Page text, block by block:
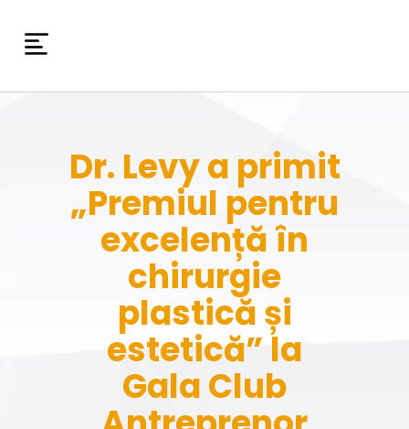
Dr. Levy a primit
„Premiul pentru
excelență în
chirurgie
plastică și
estetică” la
Gala Club